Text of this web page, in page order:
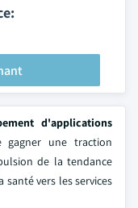
d'applications
une traction
de la tendance
santé vers les services